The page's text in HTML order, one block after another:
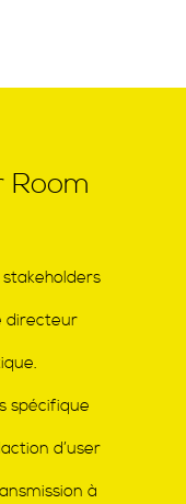
Room
directeur
spécifique
d’user
à